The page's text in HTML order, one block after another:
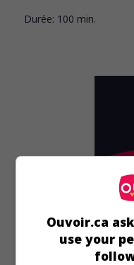
Durée: 100 min.
Ouvoir.ca
use your